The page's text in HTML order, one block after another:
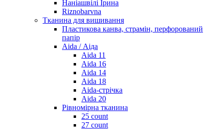
Наніашвілі Ірина
Riznobarvna
Тканина для вишивання
Пластикова канва, страмін, перфорований
папір
Aida / Аіда
Aida 11
Aida 16
Aida 14
Aida 18
Aida-стрічка
Aida 20
Рівномірна тканина
25 count
27 count